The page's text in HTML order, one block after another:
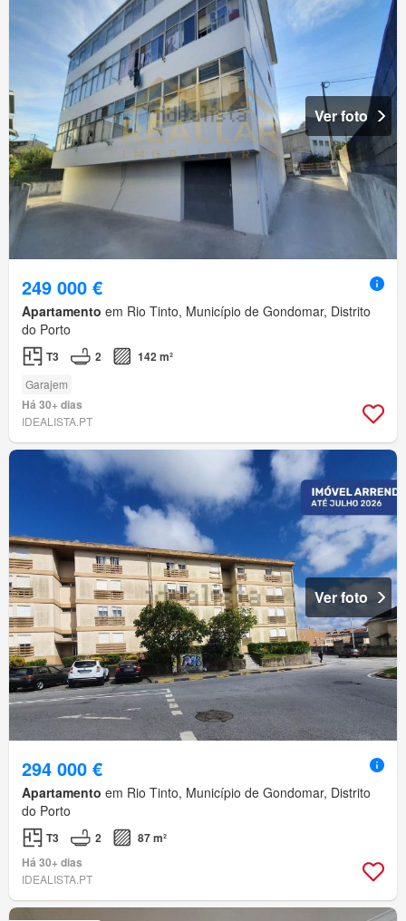
Ver foto
249 000 €
Apartamento em Rio Tinto, Município de Gondomar, Distrito
do Porto
T3 2 142 m²
Garajem
Há 30+ dias
IDEALISTA.PT
Ver foto
294 000 €
Apartamento em Rio Tinto, Município de Gondomar, Distrito
do Porto
T3 2
87 m²
Há 30+ dias
IDEALISTA.PT